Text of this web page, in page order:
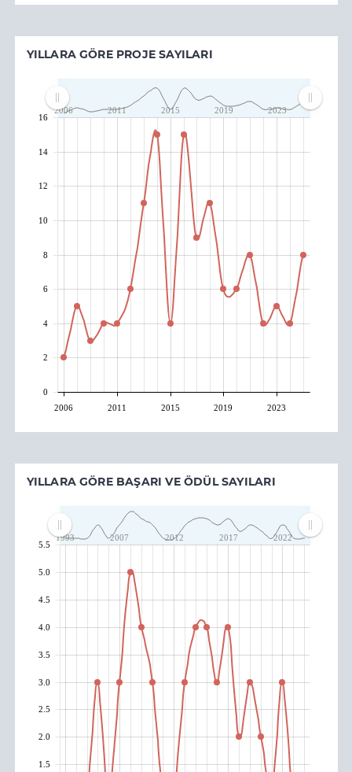
YILLARA GÖRE PROJE SAYILARI
2006 2011 2015 2019 2023
2006 2011 2015 2019 2023
0
2
4
6
8
10
12
14
16
YILLARA GÖRE BAŞARI VE ÖDÜL SAYILARI
1993 2007 2012 2017 2022
1.5
2.0
2.5
3.0
3.5
4.0
4.5
5.0
5.5